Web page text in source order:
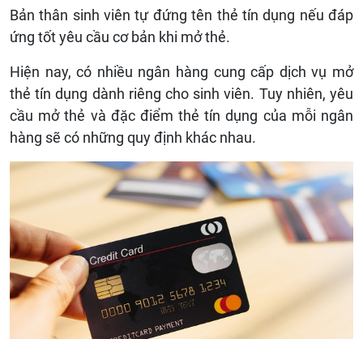
Bản thân sinh viên tự đứng tên thẻ tín dụng nếu đáp
ứng tốt yêu cầu cơ bản khi mở thẻ.
Hiện nay, có nhiều ngân hàng cung cấp dịch vụ mở
thẻ tín dụng dành riêng cho sinh viên. Tuy nhiên, yêu
cầu mở thẻ và đặc điểm thẻ tín dụng của mỗi ngân
hàng sẽ có những quy định khác nhau.